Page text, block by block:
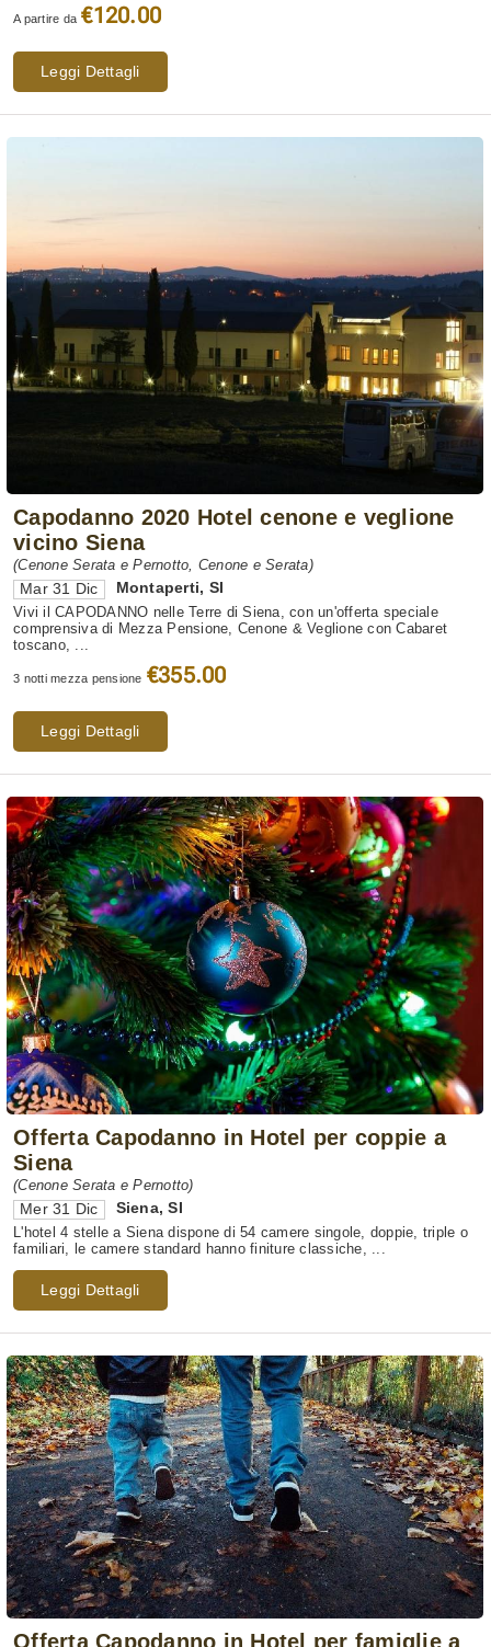
A partire da €120.00
Leggi Dettagli
Capodanno 2020 Hotel cenone e veglione
vicino Siena
(Cenone Serata e Pernotto, Cenone e Serata)
Mar 31 Dic Montaperti, SI
Vivi il CAPODANNO nelle Terre di Siena, con un'offerta speciale
comprensiva di Mezza Pensione, Cenone & Veglione con Cabaret
toscano, ...
3 notti mezza pensione €355.00
Leggi Dettagli
Offerta Capodanno in Hotel per coppie a
Siena
(Cenone Serata e Pernotto)
Mer 31 Dic Siena,SI
L'hotel 4 stelle a Siena dispone di 54 camere singole, doppie, triple o
familiari, le camere standard hanno finiture classiche, ...
Leggi Dettagli
Offerta Capodanno in Hotel per famiglie a